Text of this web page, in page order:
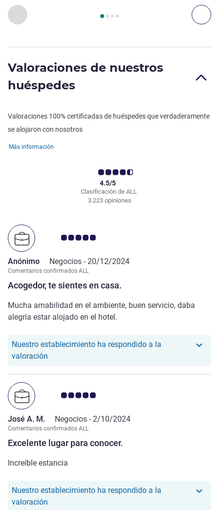
Anterior - Restaurante
Página , Restaurante 1 : PANORAMIC RESTAURANT ,
Valoraciones de nuestros
huéspedes
Valoraciones 100% certificadas de huéspedes que verdaderamente
se alojaron con nosotros
Más información
Clasificación de ALL
4.5/5
3.223 opiniones
Acogedor, te sientes en casa.
Nota de clientes de Avis 5.0/5
Anónimo Negocios - 20/12/2024
Comentarios confirmados ALL
Mucha amabilidad en el ambiente, buen servicio, daba
alegría estar alojado en el hotel.
Nuestro establecimiento ha respondido a la
valoración
Excelente lugar para conocer.
Nota de clientes de Avis 5.0/5
José A. M. Negocios - 2/10/2024
Comentarios confirmados ALL
Increíble estancia
Nuestro establecimiento ha respondido a la
valoración